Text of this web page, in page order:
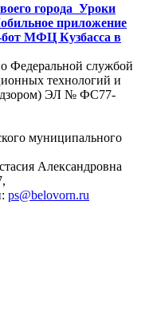
города Уроки
приложение
МФЦ Кузбасса в
Федеральной службой
технологий и
ЭЛ № ФС77-
муниципального
Александровна
ps@belovorn.ru